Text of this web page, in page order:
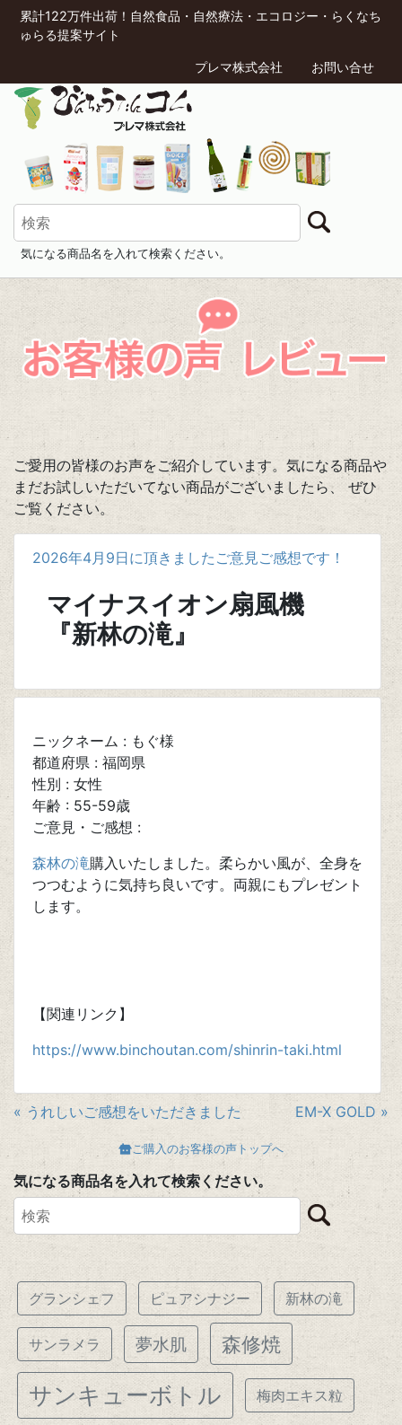
累計122万件出荷！自然食品・自然療法・エコロジー・らくなち
ゅらる提案サイト
プレマ株式会社 お問い合せ
気になる商品名を入れて検索ください。
ご愛用の皆様のお声をご紹介しています。気になる商品や
まだお試しいただいてない商品がございましたら、 ぜひ
ご覧ください。
2026年4月9日に頂きましたご意見ご感想です！
マイナスイオン扇風機
『新林の滝』
ニックネーム : もぐ様
都道府県 : 福岡県
性別 : 女性
年齢 : 55-59歳
ご意見・ご感想 :
森林の滝購入いたしました。柔らかい風が、全身を
つつむように気持ち良いです。両親にもプレゼント
します。
【関連リンク】
https://www.binchoutan.com/shinrin-taki.html
« うれしいご感想をいただきました EM-X GOLD »
ご購入のお客様の声トップへ
気になる商品名を入れて検索ください。
グランシェフ ピュアシナジー 新林の滝
サンラメラ 夢水肌 森修焼
サンキューボトル 梅肉エキス粒